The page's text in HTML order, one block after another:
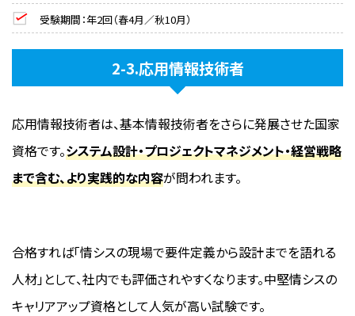
受験期間：年2回（春4月／秋10月）
2-3.応用情報技術者
応用情報技術者は、基本情報技術者をさらに発展させた国家
資格です。システム設計・プロジェクトマネジメント・経営戦略
まで含む、より実践的な内容が問われます。
合格すれば「情シスの現場で要件定義から設計までを語れる
人材」として、社内でも評価されやすくなります。中堅情シスの
キャリアアップ資格として人気が高い試験です。